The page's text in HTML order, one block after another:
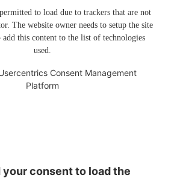
to load due to trackers that are not
The website owner needs to setup the site
this content to the list of technologies
used.
Consent Management
Platform
your consent to load the